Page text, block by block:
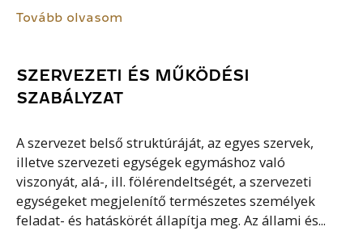
Tovább olvasom
SZERVEZETI ÉS MŰKÖDÉSI
SZABÁLYZAT
A szervezet belső struktúráját, az egyes szervek,
illetve szervezeti egységek egymáshoz való
viszonyát, alá-, ill. fölérendeltségét, a szervezeti
egységeket megjelenítő természetes személyek
feladat- és hatáskörét állapítja meg. Az állami és...